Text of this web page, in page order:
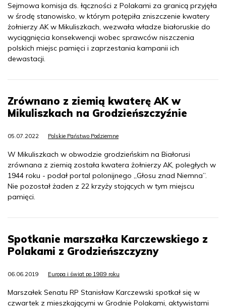
Sejmowa komisja ds. łączności z Polakami za granicą przyjęła
w środę stanowisko, w którym potępiła zniszczenie kwatery
żołnierzy AK w Mikuliszkach, wezwała władze białoruskie do
wyciągnięcia konsekwencji wobec sprawców niszczenia
polskich miejsc pamięci i zaprzestania kampanii ich
dewastacji.
Zrównano z ziemią kwaterę AK w
Mikuliszkach na Grodzieńszczyźnie
05.07.2022 Polskie Państwo Podziemne
W Mikuliszkach w obwodzie grodzieńskim na Białorusi
zrównana z ziemią została kwatera żołnierzy AK, poległych w
1944 roku - podał portal polonijnego „Głosu znad Niemna”.
Nie pozostał żaden z 22 krzyży stojących w tym miejscu
pamięci.
Spotkanie marszałka Karczewskiego z
Polakami z Grodzieńszczyzny
06.06.2019 Europa i świat po 1989 roku
Marszałek Senatu RP Stanisław Karczewski spotkał się w
czwartek z mieszkającymi w Grodnie Polakami, aktywistami